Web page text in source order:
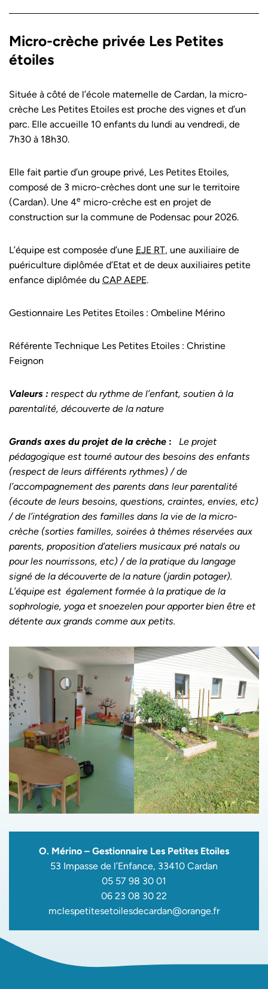
Micro-crèche privée Les Petites
étoiles
Située à côté de l’école maternelle de Cardan, la micro-
crèche Les Petites Etoiles est proche des vignes et d’un
parc. Elle accueille 10 enfants du lundi au vendredi, de
7h30 à 18h30.
Elle fait partie d’un groupe privé, Les Petites Etoiles,
composé de 3 micro-crèches dont une sur le territoire
(Cardan). Une 4e micro-crèche est en projet de
construction sur la commune de Podensac pour 2026.
L’équipe est composée d’une EJE RT, une auxiliaire de
puériculture diplômée d’Etat et de deux auxiliaires petite
enfance diplômée du CAP AEPE.
Gestionnaire Les Petites Etoiles : Ombeline Mérino
Référente Technique Les Petites Etoiles : Christine
Feignon
Valeurs : respect du rythme de l’enfant, soutien à la
parentalité, découverte de la nature
Grands axes du projet de la crèche :
Le projet
pédagogique est tourné autour des besoins des enfants
(respect de leurs différents rythmes) / de
l’accompagnement des parents dans leur parentalité
(écoute de leurs besoins, questions, craintes, envies, etc)
/ de l’intégration des familles dans la vie de la micro-
crèche (sorties familles, soirées à thèmes réservées aux
parents, proposition d’ateliers musicaux pré natals ou
pour les nourrissons, etc) / de la pratique du langage
signé de la découverte de la nature (jardin potager).
L’équipe est également formée à la pratique de la
sophrologie, yoga et snoezelen pour apporter bien être et
détente aux grands comme aux petits.
O. Mérino – Gestionnaire Les Petites Etoiles
53 Impasse de l’Enfance, 33410 Cardan
05 57 98 30 01
06 23 08 30 22
mclespetitesetoilesdecardan@orange.fr